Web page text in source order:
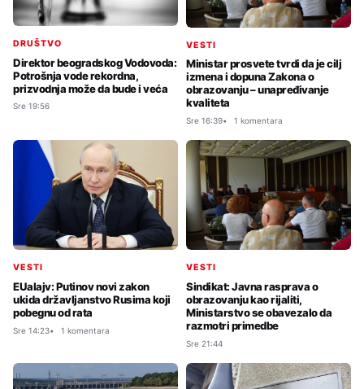
DRUŠTVO
Direktor beogradskog Vodovoda:
Potrošnja vode rekordna,
prizvodnja može da bude i veća
Sre 19:56
VESTI
Ministar prosvete tvrdi da je cilj
izmena i dopuna Zakona o
obrazovanju – unapređivanje
kvaliteta
Sre 16:39 1 komentara
VESTI
EUalajv: Putinov novi zakon
ukida državljanstvo Rusima koji
pobegnu od rata
Sre 14:23 1 komentara
VESTI
Sindikat: Javna rasprava o
obrazovanju kao rijaliti,
Ministarstvo se obavezalo da
razmotri primedbe
Sre 21:44